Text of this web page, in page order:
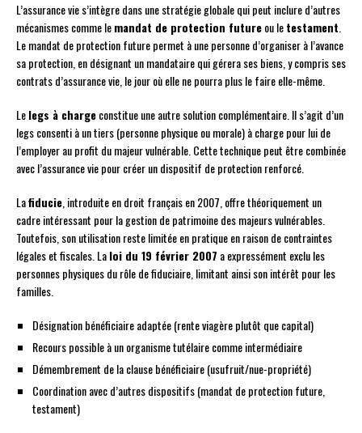
L’assurance vie s’intègre dans une stratégie globale qui peut inclure d’autres
mécanismes comme lemandat de protection futureou letestament
Le mandat de protection future permet à une personne d’organiser à l’avance
sa protection, en désignant un mandataire qui gérera ses biens, y compris ses
contrats d’assurance vie, le jour où elle ne pourra plus le faire elle-même.
Lelegs à chargeconstitue une autre solution complémentaire. Il s’agit d’un
legs consenti à un tiers (personne physique ou morale) à charge pour lui de
l’employer au profit du majeur vulnérable. Cette technique peut être combinée
avec l’assurance vie pour créer un dispositif de protection renforcé.
Lafiducie , introduite en droit français en 2007, offre théoriquement un
cadre intéressant pour la gestion de patrimoine des majeurs vulnérables.
Toutefois, son utilisation reste limitée en pratique en raison de contraintes
légales et fiscales. Laloi du 19 février 2007 a expressément exclu les
personnes physiques du rôle de fiduciaire, limitant ainsi son intérêt pour les
familles.
Désignation bénéficiaire adaptée (rente viagère plutôt que capital)
Recours possible à un organisme tutélaire comme intermédiaire
Démembrement de la clause bénéficiaire (usufruit/nue-propriété)
Coordination avec d’autres dispositifs (mandat de protection future,
testament)